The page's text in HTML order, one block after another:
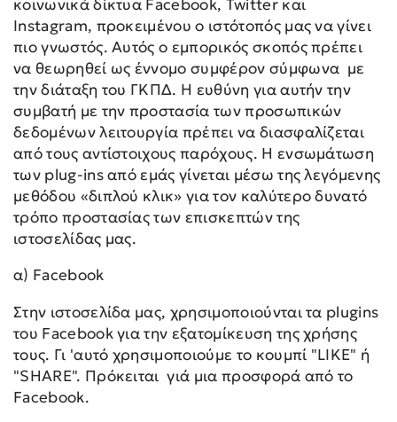
κοινωνικά δίκτυα Facebook, Twitter και
Instagram, προκειμένου ο ιστότοπός μας να γίνει
πιο γνωστός. Αυτός ο εμπορικός σκοπός πρέπει
να θεωρηθεί ως έννομο συμφέρον σύμφωνα με
την διάταξη του ΓΚΠΔ. Η ευθύνη για αυτήν την
συμβατή με την προστασία των προσωπικών
δεδομένων λειτουργία πρέπει να διασφαλίζεται
από τους αντίστοιχους παρόχους. Η ενσωμάτωση
των plug-ins από εμάς γίνεται μέσω της λεγόμενης
μεθόδου «διπλού κλικ» για τον καλύτερο δυνατό
τρόπο προστασίας των επισκεπτών της
ιστοσελίδας μας.
α) Facebook
Στην ιστοσελίδα μας, χρησιμοποιούνται τα plugins
του Facebook για την εξατομίκευση της χρήσης
τους. Γι 'αυτό χρησιμοποιούμε το κουμπί "LIKE" ή
"SHARE". Πρόκειται γιά μια προσφορά από το
Facebook.